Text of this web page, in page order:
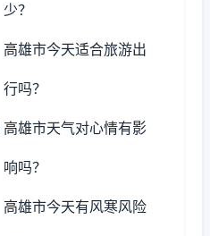
少？
高雄市今天适合旅游出
行吗？
高雄市天气对心情有影
响吗？
高雄市今天有风寒风险